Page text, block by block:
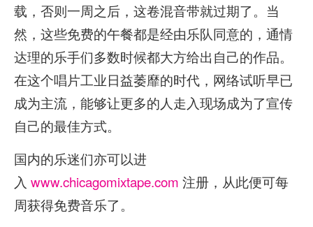
载，否则一周之后，这卷混音带就过期了。当
然，这些免费的午餐都是经由乐队同意的，通情
达理的乐手们多数时候都大方给出自己的作品。
在这个唱片工业日益萎靡的时代，网络试听早已
成为主流，能够让更多的人走入现场成为了宣传
自己的最佳方式。
国内的乐迷们亦可以进
入 www.chicagomixtape.com 注册，从此便可每
周获得免费音乐了。